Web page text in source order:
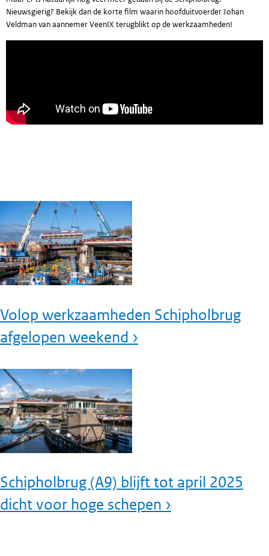
Nieuwsgierig? Bekijk dan de korte film waarin hoofduitvoerder Johan
Veldman van aannemer VeenIX terugblikt op de werkzaamheden!
Volop werkzaamheden Schipholbrug
afgelopen weekend ›
Schipholbrug (A9) blijft tot april 2025
dicht voor hoge schepen ›